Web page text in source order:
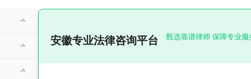
安徽专业法律咨询平台 甄选靠谱律师 保障专业服